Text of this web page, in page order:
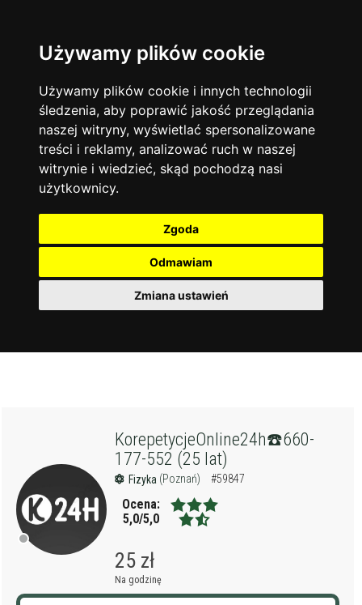
Używamy plików cookie
Używamy plików cookie i innych technologii
śledzenia, aby poprawić jakość przeglądania
naszej witryny, wyświetlać spersonalizowane
treści i reklamy, analizować ruch w naszej
witrynie i wiedzieć, skąd pochodzą nasi
użytkownicy.
Zgoda
Odmawiam
Zmiana ustawień
Język angielski 13744
Matematyka 12928
Chemia 4886
Język niemiecki 4307
Język polski 3426
Fizyka
Język francuski
Warszawa
Korepetycje
Online
14837
Kraków 7753
Wrocław
Łódź 3512
Gdańsk 2075
KorepetycjeOnline24h☎️660-
177-552 (25 lat)
Fizyka (Poznań) #59847
Ocena:
5,0/5,0
25 zł
Na godzinę